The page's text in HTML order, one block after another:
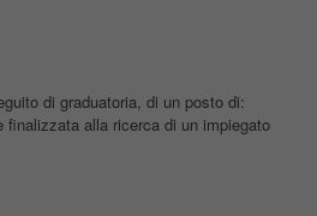
di graduatoria, di un posto di:
alla ricerca di un impiegato